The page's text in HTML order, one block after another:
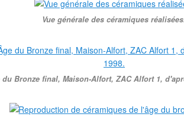
Vue générale des céramiques
du Bronze final, Maison-Alfort, ZAC Alfort 1,